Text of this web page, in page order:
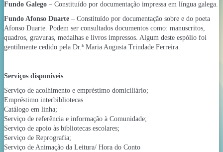
Fundo Galego – Constituído por documentação impressa em língua galega.
Fundo Afonso Duarte – Constituído por documentação sobre e do poeta
Afonso Duarte. Podem ser consultados documentos como: manuscritos,
quadros, gravuras, medalhas e livros impressos. Algum deste espólio foi
gentilmente cedido pela Dr.ª Maria Augusta Trindade Ferreira.
Serviços disponíveis
Serviço de acolhimento e empréstimo domiciliário;
Empréstimo interbibliotecas
Catálogo em linha;
Serviço de referência e informação à Comunidade;
Serviço de apoio às bibliotecas escolares;
Serviço de Reprografia;
Serviço de Animação da Leitura/ Hora do Conto